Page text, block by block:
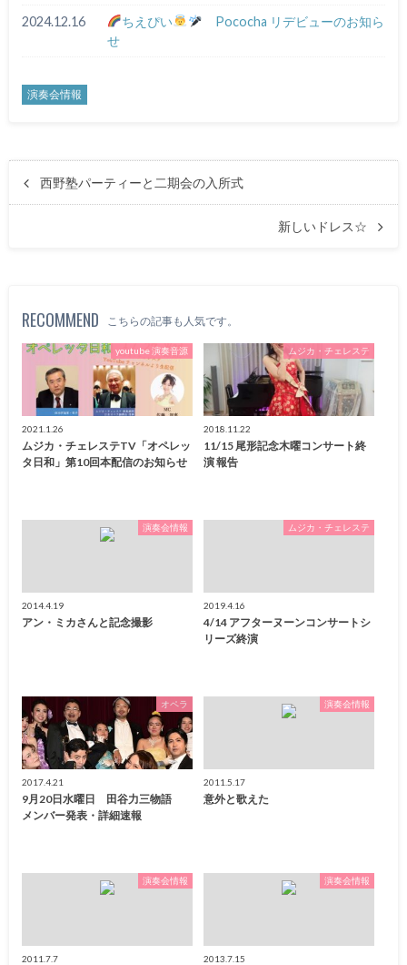
2024.12.16 ちえぴい
Pococha リデビューのお知ら
せ
演奏会情報
西野塾パーティーと二期会の入所式
新しいドレス☆
RECOMMEND こちらの記事も人気です。
youtube 演奏音源
2021.1.26
ムジカ・チェレステTV「オペレッ
タ日和」第10回本配信のお知らせ
ムジカ・チェレステ
2018.11.22
11/15 尾形記念木曜コンサート終
演 報告
演奏会情報
2014.4.19
アン・ミカさんと記念撮影
ムジカ・チェレステ
2019.4.16
4/14 アフターヌーンコンサートシ
リーズ終演
オペラ
2017.4.21
9月20日水曜日 田谷力三物語
メンバー発表・詳細速報
演奏会情報
2011.5.17
意外と歌えた
演奏会情報
2011.7.7
演奏会情報
2013.7.15